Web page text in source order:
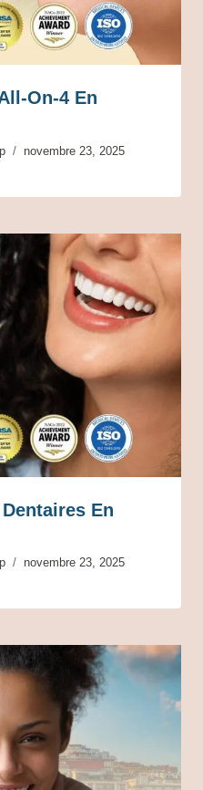
On-4 En
novembre 23, 2025
En
novembre 23, 2025